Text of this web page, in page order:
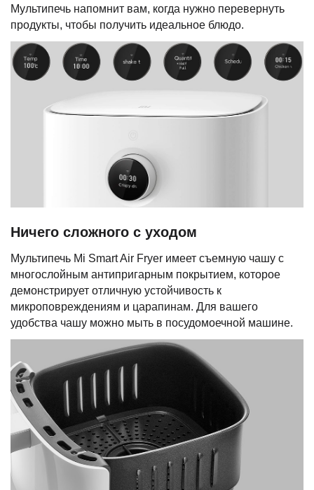
Мультипечь напомнит вам, когда нужно перевернуть
продукты, чтобы получить идеальное блюдо.
Ничего сложного с уходом
Мультипечь Mi Smart Air Fryer имеет съемную чашу с
многослойным антипригарным покрытием, которое
демонстрирует отличную устойчивость к
микроповреждениям и царапинам. Для вашего
удобства чашу можно мыть в посудомоечной машине.